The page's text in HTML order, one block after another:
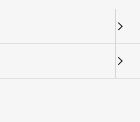
覽館及南部院區免費參觀日。
2026-04-20